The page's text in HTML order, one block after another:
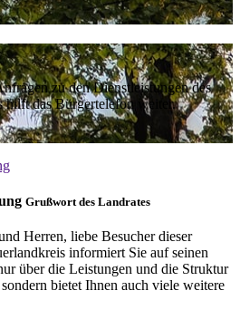
zu den Dienstleistungen des
hilft das Bürgertelefon weiter.
Grußwort des Landrates
Herren, liebe Besucher dieser
informiert Sie auf seinen
über die Leistungen und die Struktur
bietet Ihnen auch viele weitere